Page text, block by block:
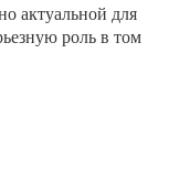
актуальной для
роль в том